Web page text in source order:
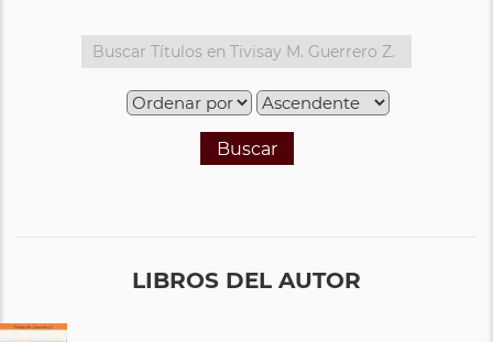
Buscar
LIBROS DEL AUTOR